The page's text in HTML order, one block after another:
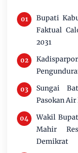
Bupati
Faktual
2031
Sungai
Pasokan
Wakil
Mahir
Demikrat